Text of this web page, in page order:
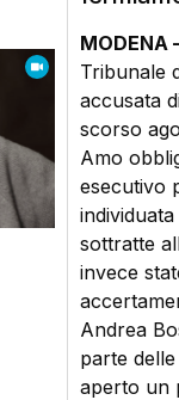
MODENA
Tribunale
accusata
scorso
Amo
esecutivo
sottratte
invece
Andrea
parte
aperto un